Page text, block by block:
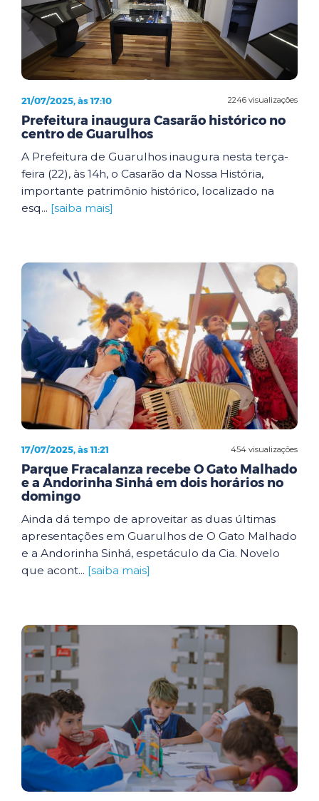
2246 visualizações
21/07/2025, às 17:10
Prefeitura inaugura Casarão histórico no
centro de Guarulhos
A Prefeitura de Guarulhos inaugura nesta terça-
feira (22), às 14h, o Casarão da Nossa História,
importante patrimônio histórico, localizado na
esq... [saiba mais]
454 visualizações
17/07/2025, às 11:21
Parque Fracalanza recebe O Gato Malhado
e a Andorinha Sinhá em dois horários no
domingo
Ainda dá tempo de aproveitar as duas últimas
apresentações em Guarulhos de O Gato Malhado
e a Andorinha Sinhá, espetáculo da Cia. Novelo
que acont... [saiba mais]